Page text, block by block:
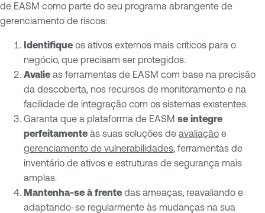
de EASM como parte do seu programa abrangente de
gerenciamento de riscos:
Identifique os ativos externos mais críticos para o
negócio, que precisam ser protegidos.
Avalie as ferramentas de EASM com base na precisão
da descoberta, nos recursos de monitoramento e na
facilidade de integração com os sistemas existentes.
Garanta que a plataforma de EASM se integre
perfeitamente às suas soluções de avaliação e
gerenciamento de vulnerabilidades, ferramentas de
inventário de ativos e estruturas de segurança mais
amplas.
Mantenha-se à frente das ameaças, reavaliando e
adaptando-se regularmente às mudanças na sua